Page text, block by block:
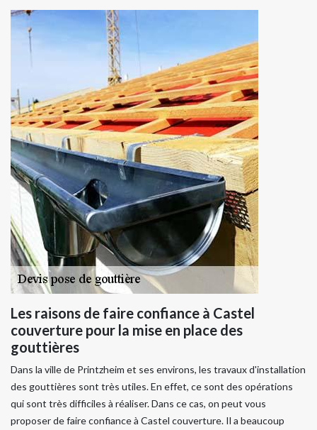
Les raisons de faire confiance à Castel
couverture pour la mise en place des
gouttières
Dans la ville de Printzheim et ses environs, les travaux d'installation
des gouttières sont très utiles. En effet, ce sont des opérations
qui sont très difficiles à réaliser. Dans ce cas, on peut vous
proposer de faire confiance à Castel couverture. Il a beaucoup